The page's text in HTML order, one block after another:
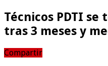
Técnicos PDTI
tras 3 meses y
Compartir